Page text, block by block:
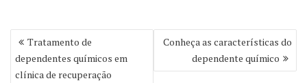
Navegação
de
Post
Tratamento de
dependentes químicos em
clínica de recuperação
Conheça as características do
dependente químico